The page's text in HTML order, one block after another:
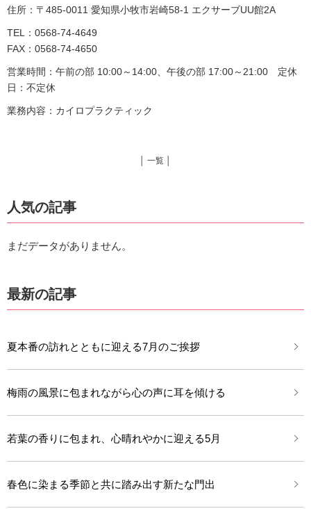
住所：〒485-0011 愛知県小牧市岩崎58-1 エクサーブUU館2A
TEL：0568-74-4649
FAX：0568-74-4650
営業時間：午前の部 10:00～14:00、午後の部 17:00～21:00 定休
日：不定休
業務内容：カイロプラクティック
│ 一覧 │
人気の記事
まだデータがありません。
最新の記事
夏本番の訪れとともに迎える7月のご挨拶
梅雨の風景に包まれながら心の声に耳を傾ける
若葉の香りに包まれ、心晴れやかに迎える5月
春色に染まる季節と共に踏み出す新たな門出